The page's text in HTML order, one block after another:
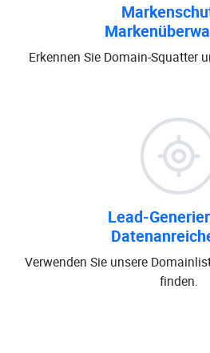
Erkennen Sie Domain-Squatter
Lead-
Verwenden Sie unsere
finden.